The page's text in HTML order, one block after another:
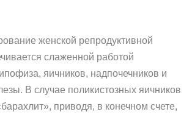
женской репродуктивной
слаженной работой
яичников, надпочечников и
В случае поликистозных яичников
приводя, в конечном счете,